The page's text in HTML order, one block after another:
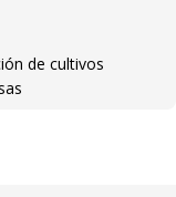
de cultivos